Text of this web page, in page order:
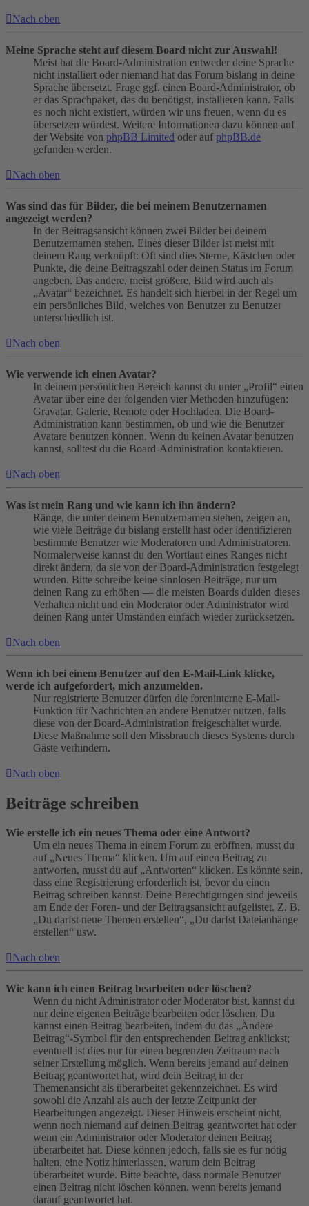
Nach oben
Meine Sprache steht auf diesem Board nicht zur Auswahl!
Meist hat die Board-Administration entweder deine Sprache
nicht installiert oder niemand hat das Forum bislang in deine
Sprache übersetzt. Frage ggf. einen Board-Administrator, ob
er das Sprachpaket, das du benötigst, installieren kann. Falls
es noch nicht existiert, würden wir uns freuen, wenn du es
übersetzen würdest. Weitere Informationen dazu können auf
der Website von phpBB Limited oder auf phpBB.de
gefunden werden.
Nach oben
Was sind das für Bilder, die bei meinem Benutzernamen
angezeigt werden?
In der Beitragsansicht können zwei Bilder bei deinem
Benutzernamen stehen. Eines dieser Bilder ist meist mit
deinem Rang verknüpft: Oft sind dies Sterne, Kästchen oder
Punkte, die deine Beitragszahl oder deinen Status im Forum
angeben. Das andere, meist größere, Bild wird auch als
„Avatar“ bezeichnet. Es handelt sich hierbei in der Regel um
ein persönliches Bild, welches von Benutzer zu Benutzer
unterschiedlich ist.
Nach oben
Wie verwende ich einen Avatar?
In deinem persönlichen Bereich kannst du unter „Profil“ einen
Avatar über eine der folgenden vier Methoden hinzufügen:
Gravatar, Galerie, Remote oder Hochladen. Die Board-
Administration kann bestimmen, ob und wie die Benutzer
Avatare benutzen können. Wenn du keinen Avatar benutzen
kannst, solltest du die Board-Administration kontaktieren.
Nach oben
Was ist mein Rang und wie kann ich ihn ändern?
Ränge, die unter deinem Benutzernamen stehen, zeigen an,
wie viele Beiträge du bislang erstellt hast oder identifizieren
bestimmte Benutzer wie Moderatoren und Administratoren.
Normalerweise kannst du den Wortlaut eines Ranges nicht
direkt ändern, da sie von der Board-Administration festgelegt
wurden. Bitte schreibe keine sinnlosen Beiträge, nur um
deinen Rang zu erhöhen — die meisten Boards dulden dieses
Verhalten nicht und ein Moderator oder Administrator wird
deinen Rang unter Umständen einfach wieder zurücksetzen.
Nach oben
Wenn ich bei einem Benutzer auf den E-Mail-Link klicke,
werde ich aufgefordert, mich anzumelden.
Nur registrierte Benutzer dürfen die foreninterne E-Mail-
Funktion für Nachrichten an andere Benutzer nutzen, falls
diese von der Board-Administration freigeschaltet wurde.
Diese Maßnahme soll den Missbrauch dieses Systems durch
Gäste verhindern.
Nach oben
Beiträge schreiben
Wie erstelle ich ein neues Thema oder eine Antwort?
Um ein neues Thema in einem Forum zu eröffnen, musst du
auf „Neues Thema“ klicken. Um auf einen Beitrag zu
antworten, musst du auf „Antworten“ klicken. Es könnte sein,
dass eine Registrierung erforderlich ist, bevor du einen
Beitrag schreiben kannst. Deine Berechtigungen sind jeweils
am Ende der Foren- und der Beitragsansicht aufgelistet. Z. B.
„Du darfst neue Themen erstellen“, „Du darfst Dateianhänge
erstellen“ usw.
Nach oben
Wie kann ich einen Beitrag bearbeiten oder löschen?
Wenn du nicht Administrator oder Moderator bist, kannst du
nur deine eigenen Beiträge bearbeiten oder löschen. Du
kannst einen Beitrag bearbeiten, indem du das „Ändere
Beitrag“-Symbol für den entsprechenden Beitrag anklickst;
eventuell ist dies nur für einen begrenzten Zeitraum nach
seiner Erstellung möglich. Wenn bereits jemand auf deinen
Beitrag geantwortet hat, wird dein Beitrag in der
Themenansicht als überarbeitet gekennzeichnet. Es wird
sowohl die Anzahl als auch der letzte Zeitpunkt der
Bearbeitungen angezeigt. Dieser Hinweis erscheint nicht,
wenn noch niemand auf deinen Beitrag geantwortet hat oder
wenn ein Administrator oder Moderator deinen Beitrag
überarbeitet hat. Diese können jedoch, falls sie es für nötig
halten, eine Notiz hinterlassen, warum dein Beitrag
überarbeitet wurde. Bitte beachte, dass normale Benutzer
einen Beitrag nicht löschen können, wenn bereits jemand
darauf geantwortet hat.